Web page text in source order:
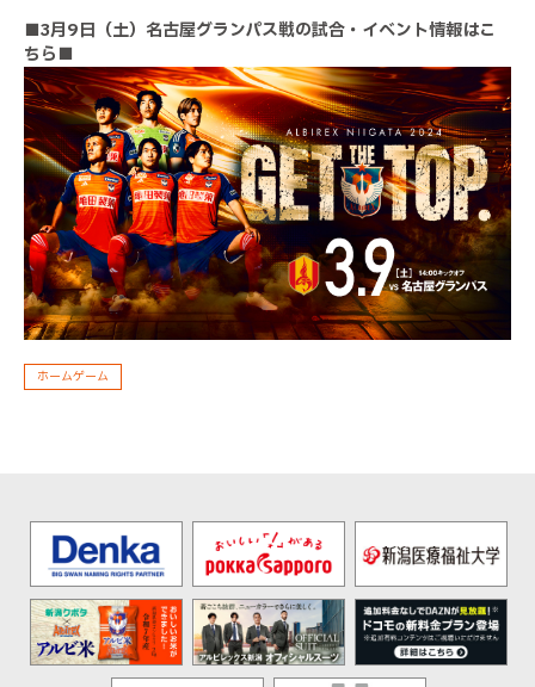
■3月9日（土）名古屋グランパス戦の試合・イベント情報はこ
ちら■
ホームゲーム